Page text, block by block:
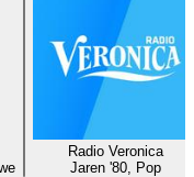
Radio Veronica
Jaren '80, Pop